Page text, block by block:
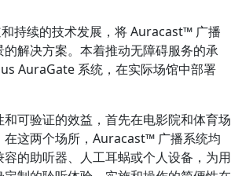
持续的技术发展，将 Auracast™ 广播
解决方案。本着推动无障碍服务的承
AuraGate 系统，在实际场馆中部署
可验证的效益，首先在电影院和体育场
在这两个场所，Auracast™ 广播系统均
的助听器、人工耳蜗或个人设备，为用